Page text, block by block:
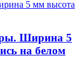
Ширина 5
на белом